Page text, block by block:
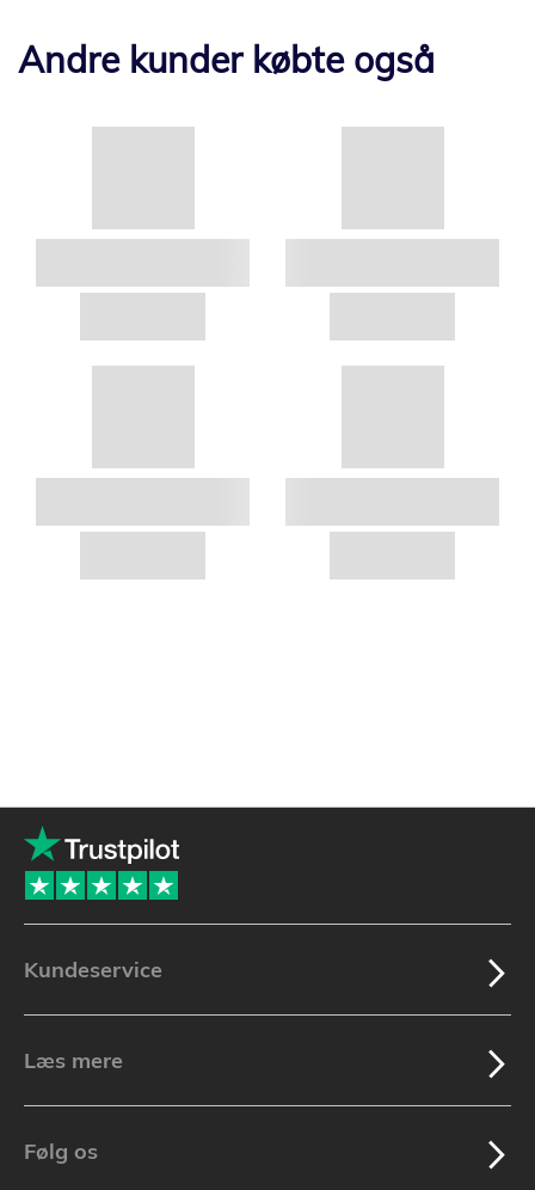
Andre kunder købte også
Kundeservice
Læs mere
Følg os